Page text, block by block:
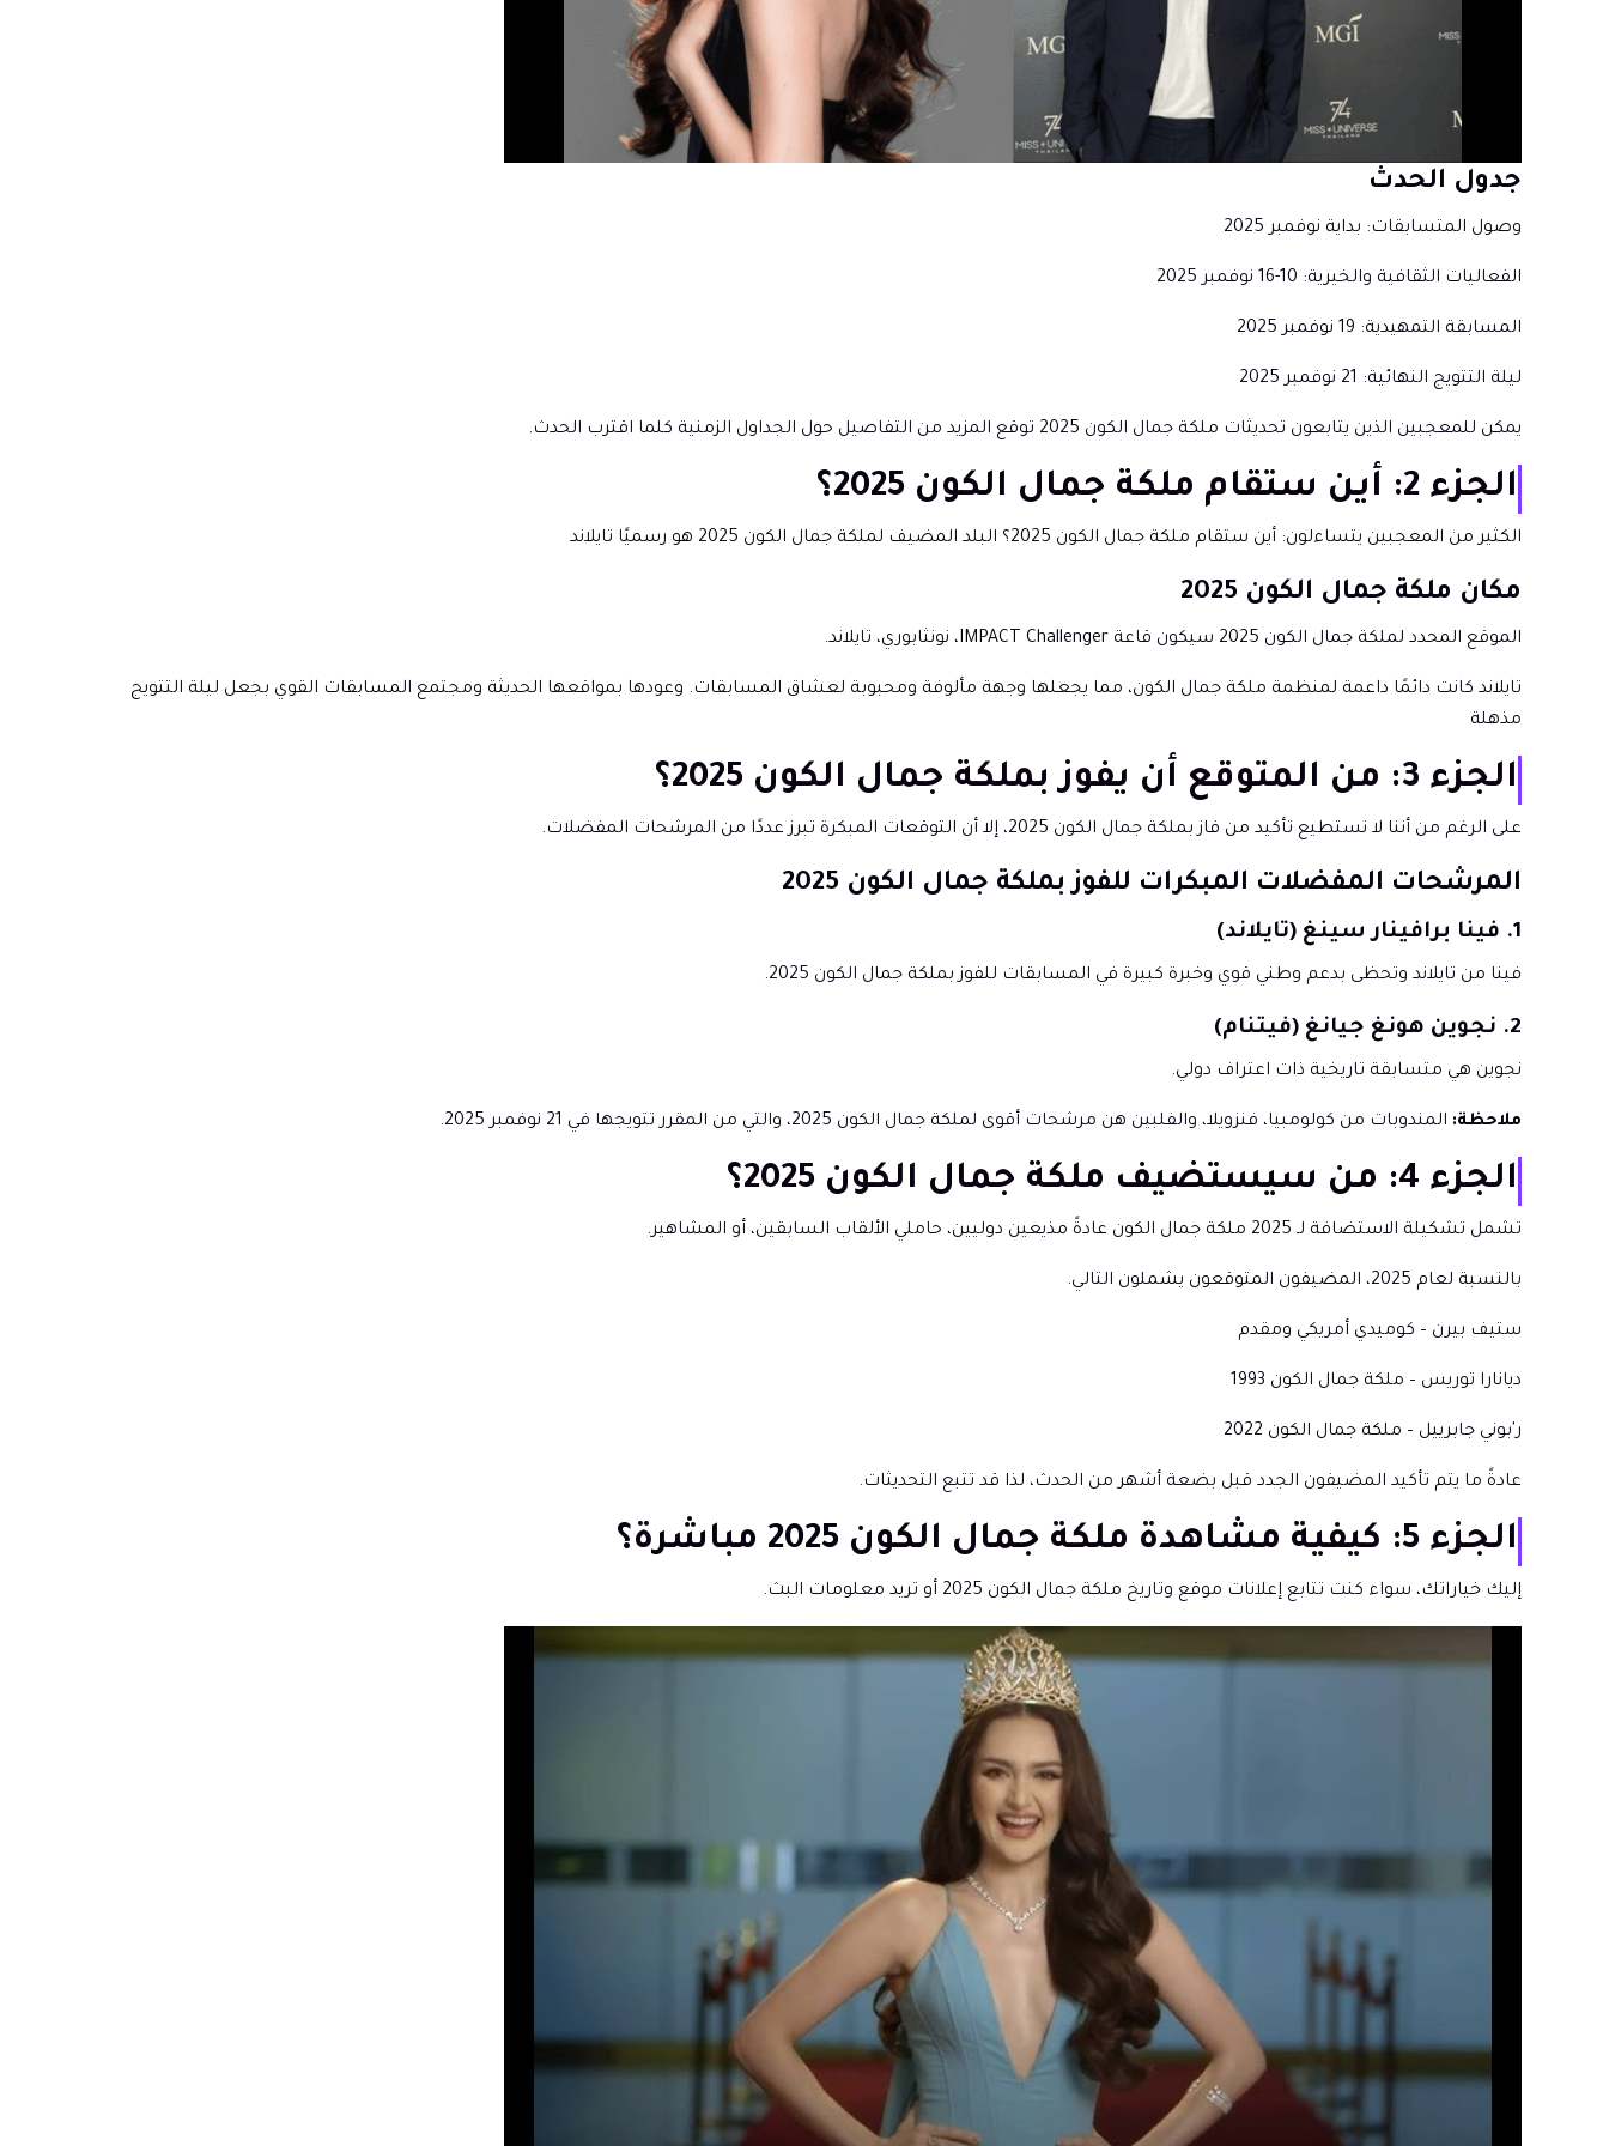
جدول الحدث
وصول المتسابقات: بداية نوفمبر 2025
الفعاليات الثقافية والخيرية: 10-16 نوفمبر 2025
المسابقة التمهيدية: 19 نوفمبر 2025
ليلة التتويج النهائية: 21 نوفمبر 2025
يمكن للمعجبين الذين يتابعون تحديثات ملكة جمال الكون 2025 توقع المزيد من التفاصيل حول الجداول الزمنية كلما اقترب الحدث.
الجزء 2: أين ستقام ملكة جمال الكون 2025؟
الكثير من المعجبين يتساءلون: أين ستقام ملكة جمال الكون 2025؟ البلد المضيف لملكة جمال الكون 2025 هو رسميًا تايلاند
مكان ملكة جمال الكون 2025
الموقع المحدد لملكة جمال الكون 2025 سيكون قاعة IMPACT Challenger، نونثابوري، تايلاند.
تايلاند كانت دائمًا داعمة لمنظمة ملكة جمال الكون، مما يجعلها وجهة مألوفة ومحبوبة لعشاق المسابقات. وعودها بمواقعها الحديثة ومجتمع المسابقات القوي بجعل ليلة التتويج
مذهلة
الجزء 3: من المتوقع أن يفوز بملكة جمال الكون 2025؟
على الرغم من أننا لا نستطيع تأكيد من فاز بملكة جمال الكون 2025، إلا أن التوقعات المبكرة تبرز عددًا من المرشحات المفضلات.
المرشحات المفضلات المبكرات للفوز بملكة جمال الكون 2025
1. فينا برافينار سينغ (تايلاند)
فينا من تايلاند وتحظى بدعم وطني قوي وخبرة كبيرة في المسابقات للفوز بملكة جمال الكون 2025.
2. نجوين هونغ جيانغ (فيتنام)
نجوين هي متسابقة تاريخية ذات اعتراف دولي.
ملاحظة: المندوبات من كولومبيا، فنزويلا، والفلبين هن مرشحات أقوى لملكة جمال الكون 2025، والتي من المقرر تتويجها في 21 نوفمبر 2025.
الجزء 4: من سيستضيف ملكة جمال الكون 2025؟
تشمل تشكيلة الاستضافة لـ 2025 ملكة جمال الكون عادةً مذيعين دوليين، حاملي الألقاب السابقين، أو المشاهير.
بالنسبة لعام 2025، المضيفون المتوقعون يشملون التالي.
ستيف بيرن – كوميدي أمريكي ومقدم
ديانارا توريس – ملكة جمال الكون 1993
ر'بوني جابرييل – ملكة جمال الكون 2022
عادةً ما يتم تأكيد المضيفون الجدد قبل بضعة أشهر من الحدث، لذا قد تتبع التحديثات.
الجزء 5: كيفية مشاهدة ملكة جمال الكون 2025 مباشرة؟
إليك خياراتك، سواء كنت تتابع إعلانات موقع وتاريخ ملكة جمال الكون 2025 أو تريد معلومات البث.